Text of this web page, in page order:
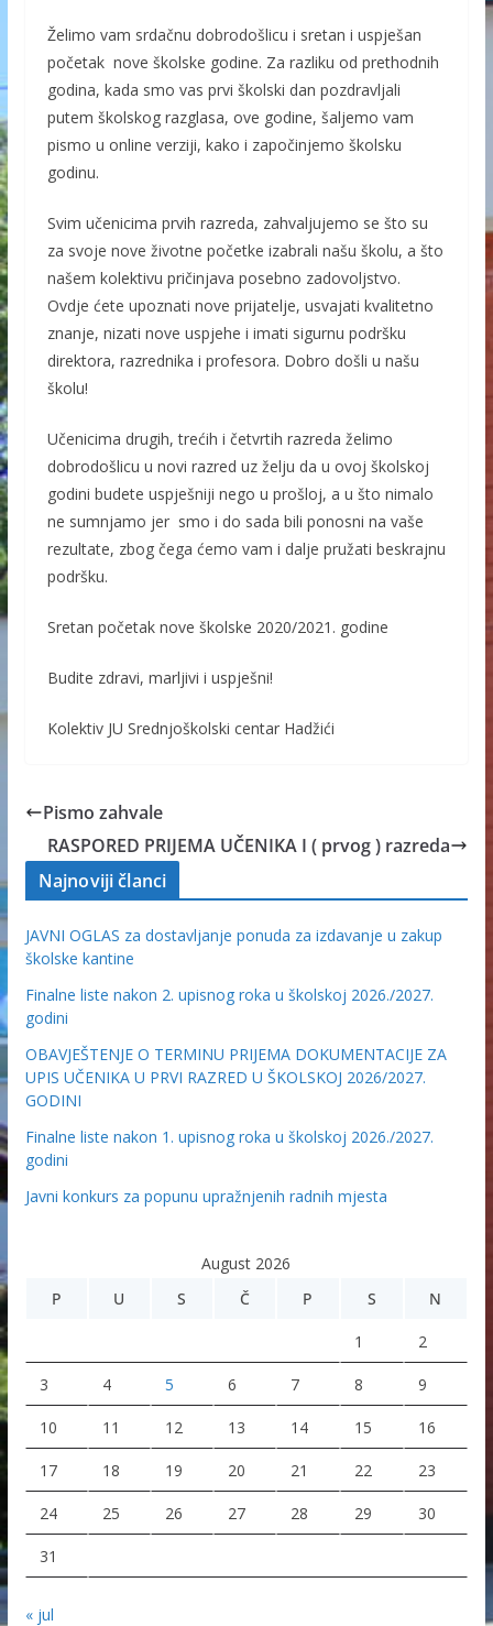
Želimo vam srdačnu dobrodošlicu i sretan i uspješan
početak nove školske godine. Za razliku od prethodnih
godina, kada smo vas prvi školski dan pozdravljali
putem školskog razglasa, ove godine, šaljemo vam
pismo u online verziji, kako i započinjemo školsku
godinu.
Svim učenicima prvih razreda, zahvaljujemo se što su
za svoje nove životne početke izabrali našu školu, a što
našem kolektivu pričinjava posebno zadovoljstvo.
Ovdje ćete upoznati nove prijatelje, usvajati kvalitetno
znanje, nizati nove uspjehe i imati sigurnu podršku
direktora, razrednika i profesora. Dobro došli u našu
školu!
Učenicima drugih, trećih i četvrtih razreda želimo
dobrodošlicu u novi razred uz želju da u ovoj školskoj
godini budete uspješniji nego u prošloj, a u što nimalo
ne sumnjamo jer smo i do sada bili ponosni na vaše
rezultate, zbog čega ćemo vam i dalje pružati beskrajnu
podršku.
Sretan početak nove školske 2020/2021. godine
Budite zdravi, marljivi i uspješni!
Kolektiv JU Srednjoškolski centar Hadžići
Pismo zahvale
RASPORED PRIJEMA UČENIKA I ( prvog ) razreda
Najnoviji članci
JAVNI OGLAS za dostavljanje ponuda za izdavanje u zakup
školske kantine
Finalne liste nakon 2. upisnog roka u školskoj 2026./2027.
godini
OBAVJEŠTENJE O TERMINU PRIJEMA DOKUMENTACIJE ZA
UPIS UČENIKA U PRVI RAZRED U ŠKOLSKOJ 2026/2027.
GODINI
Finalne liste nakon 1. upisnog roka u školskoj 2026./2027.
godini
Javni konkurs za popunu upražnjenih radnih mjesta
August 2026
P
U S Č P S N
1 2
3 4 5 6 7 8 9
10 11 12 13 14 15 16
17 18 19 20 21 22 23
24 25 26 27 28 29 30
31
« jul